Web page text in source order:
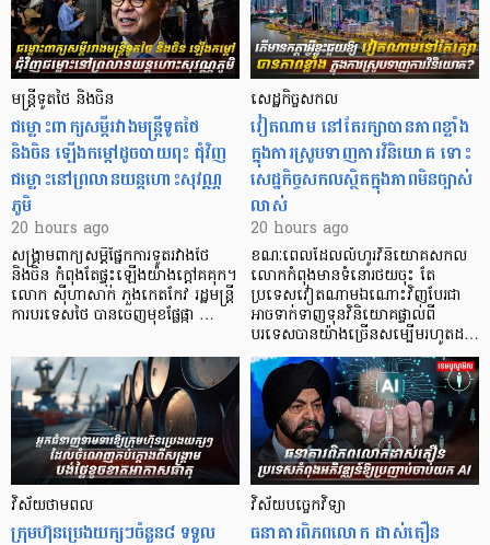
មន្ត្រីទូតថៃ និងចិន
ជម្លោះពាក្យសម្តីរវាងមន្ត្រីទូតថៃ
និងចិន ឡើងកម្ដៅដូចបាយពុះ ជុំវិញ
ជម្លោះនៅព្រលានយន្តហោះសុវណ្ណ
ភូមិ
20 hours ago
សង្គ្រាមពាក្យសម្តីផ្នែកការទូតរវាងថៃ
និងចិន កំពុងតែផ្ទុះឡើងយ៉ាងក្តៅគគុក។
លោក ស៊ីហាសាក់ ភួងកេតកែវ រដ្ឋមន្ត្រី
ការបរទេសថៃ បានចេញមុខផ្លែផ្កា …
សេដ្ឋកិច្ចសកល
វៀតណាម នៅតែរក្សាបានភាពខ្លាំង
ក្នុងការស្រូបទាញការវិនិយោគ​ ទោះ
សេដ្ឋកិច្ចសកលស្ថិតក្នុងភាពមិនច្បាស់
លាស់
20 hours ago
ខណៈពេលដែលលំហូរវិនិយោគសកល
លោកកំពុងមានទំនោរថយចុះ តែ
ប្រទេសវៀតណាមឯណោះវិញបែរជា
អាចទាក់ទាញទុនវិនិយោគផ្ទាល់ពី
បរទេសបានយ៉ាងច្រើនសម្បើមរហូតដ…
វិស័យថាមពល
ក្រុមហ៊ុនប្រេងយក្សៗចំនួន៨ ទទួល
វិស័យបច្ចេកវិទ្យា
ធនាគារពិភពលោក ដាស់តឿន